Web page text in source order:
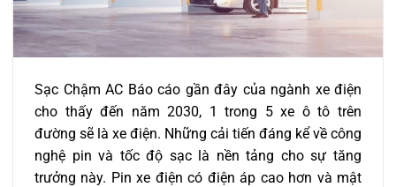
Sạc Chậm AC Báo cáo gần đây của ngành xe điện
cho thấy đến năm 2030, 1 trong 5 xe ô tô trên
đường sẽ là xe điện. Những cải tiến đáng kể về công
nghệ pin và tốc độ sạc là nền tảng cho sự tăng
trưởng này. Pin xe điện có điện áp cao hơn và mật